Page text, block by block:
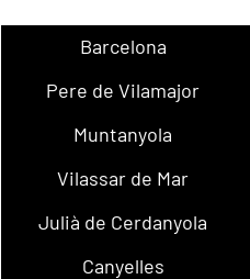
Barcelona
Pere de Vilamajor
Muntanyola
Vilassar de Mar
Julià de Cerdanyola
Canyelles